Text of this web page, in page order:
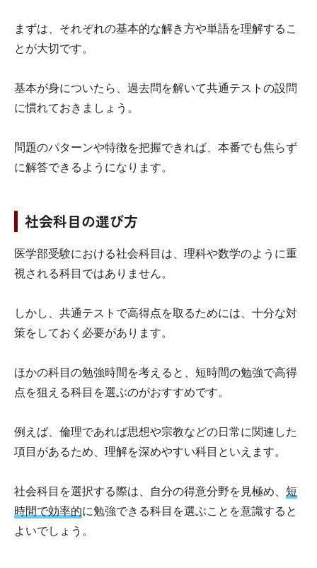
まずは、それぞれの基本的な解き方や単語を理解するこ
とが大切です。
基本が身についたら、過去問を解いて共通テストの設問
に慣れておきましょう。
問題のパターンや特徴を把握できれば、本番でも焦らず
に解答できるようになります。
社会科目の選び方
医学部受験における社会科目は、理科や数学のように重
視される科目ではありません。
しかし、共通テストで高得点を取るためには、十分な対
策をしておく必要があります。
ほかの科目の勉強時間を考えると、短時間の勉強で高得
点を狙える科目を選ぶのがおすすめです。
例えば、倫理であれば思想や宗教などの日常に関連した
項目があるため、理解を深めやすい科目といえます。
社会科目を選択する際は、自分の得意分野を見極め、 短
時間で効率的に勉強できる科目を選ぶことを意識すると
よいでしょう。